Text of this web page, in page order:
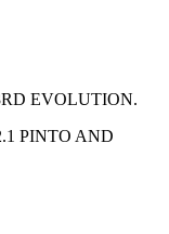
EVOLUTION.
PINTO AND